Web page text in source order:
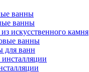
ванны
ванны
искусственного камня
ванны
для ванн